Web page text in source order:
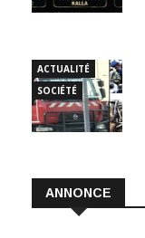
ACTUALITÉ
SOCIÉTÉ
ANNONCE